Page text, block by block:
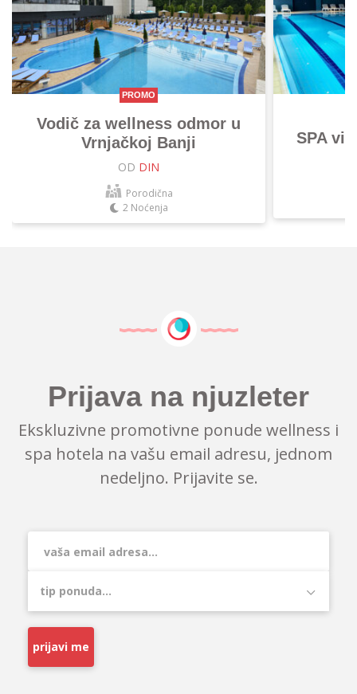
PROMO
Vodič za wellness odmor u
Vrnjačkoj Banji
OD DIN
Porodična
2 Noćenja
SPA
Prijava na njuzleter
Ekskluzivne promotivne ponude wellness i
spa hotela na vašu email adresu, jednom
nedeljno. Prijavite se.
prijavi me